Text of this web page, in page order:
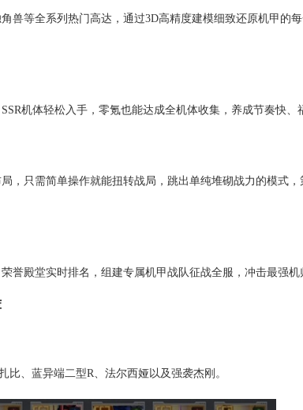
兽等全系列热门高达，通过3D高精度建模细致还原机甲的
机体轻松入手，零氪也能达成全机体收集，养成节奏快、
，只需简单操作就能扭转战局，跳出单纯堆砌战力的模式
誉殿堂实时排名，组建专属机甲战队征战全服，冲击最强机
、蓝异端二型R、法尔西娅以及强袭杰刚。